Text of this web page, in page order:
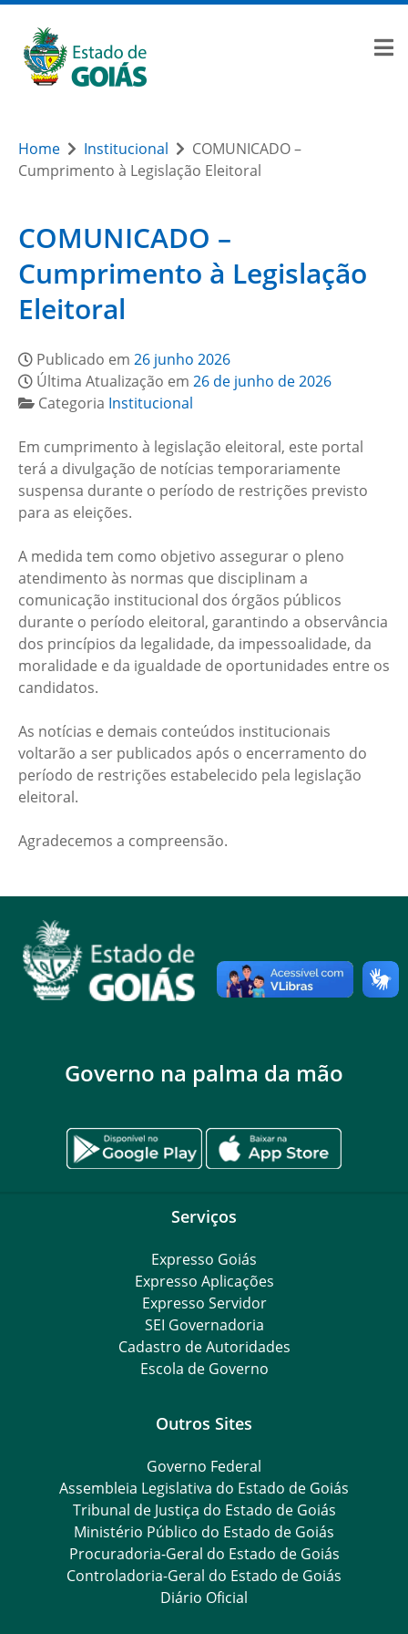
Home Institucional
COMUNICADO –
Cumprimento à Legislação Eleitoral
COMUNICADO –
Cumprimento à Legislação
Eleitoral
Publicado em 26 junho 2026
Última Atualização em 26 de junho de 2026
Categoria Institucional
Em cumprimento à legislação eleitoral, este portal
terá a divulgação de notícias temporariamente
suspensa durante o período de restrições previsto
para as eleições.
A medida tem como objetivo assegurar o pleno
atendimento às normas que disciplinam a
comunicação institucional dos órgãos públicos
durante o período eleitoral, garantindo a observância
dos princípios da legalidade, da impessoalidade, da
moralidade e da igualdade de oportunidades entre os
candidatos.
As notícias e demais conteúdos institucionais
voltarão a ser publicados após o encerramento do
período de restrições estabelecido pela legislação
eleitoral.
Agradecemos a compreensão.
Governo na palma da mão
Serviços
Expresso Goiás
Expresso Aplicações
Expresso Servidor
SEI Governadoria
Cadastro de Autoridades
Escola de Governo
Outros Sites
Governo Federal
Assembleia Legislativa do Estado de Goiás
Tribunal de Justiça do Estado de Goiás
Ministério Público do Estado de Goiás
Procuradoria-Geral do Estado de Goiás
Controladoria-Geral do Estado de Goiás
Diário Oficial